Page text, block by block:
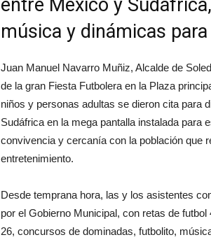
entre México y
música y dinámicas
Juan Manuel Navarro Muñiz, Alcalde de
de la gran Fiesta Futbolera en la Plaza
niños y personas adultas se dieron cita para
Sudáfrica en la mega pantalla instalada para
convivencia y cercanía con la población que
entretenimiento.
Desde temprana hora, las y los asistentes
por el Gobierno Municipal, con retas de
26, concursos de dominadas, futbolito,